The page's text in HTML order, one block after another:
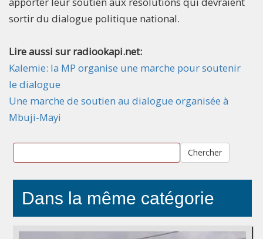
sortir du dialogue politique national.
Lire aussi sur radiookapi.net:
Kalemie: la MP organise une marche pour soutenir
le dialogue
Une marche de soutien au dialogue organisée à
Mbuji-Mayi
Chercher
Dans la même catégorie